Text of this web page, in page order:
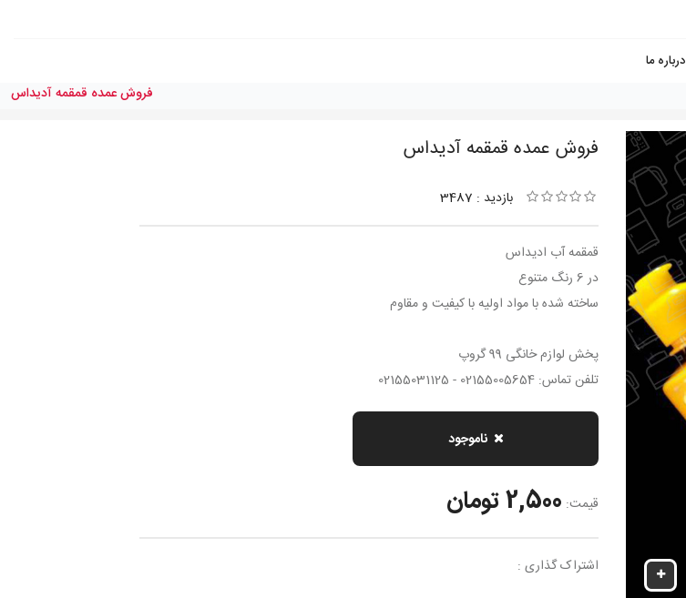
درباره ما
فروش عمده قمقمه آديداس
فروش عمده قمقمه آديداس
بازدید : 3487
قمقمه آب اديداس
در 6 رنگ متنوع
ساخته شده با مواد اولیه با کیفیت و مقاوم
پخش لوازم خانگی 99 گروپ
تلفن تماس: 02155005654 - 02155031125
ناموجود
قیمت: 2,500 تومان
اشتراک گذاری :